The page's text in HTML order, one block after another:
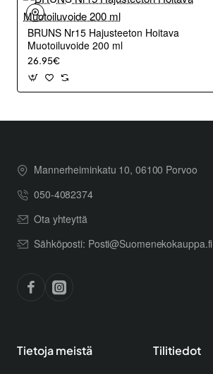
BRUNS Nr15 Hajusteeton Hoitava
Muotoiluvoide 200 ml
26.95€
Mannerheiminkatu 10, 06100 Porvoo
050-4082374
Ota yhteyttä
Sähköposti: Posti@Suomenekokauppa.fi
Tietoja meistä Tilitiedot